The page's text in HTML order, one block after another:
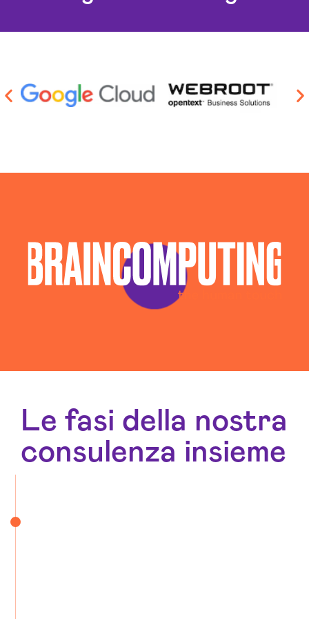
Le fasi della nostra
consulenza insieme